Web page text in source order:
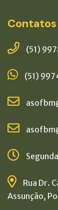
Contatos
(51)
(51)
Rua Dr.
Assunção,